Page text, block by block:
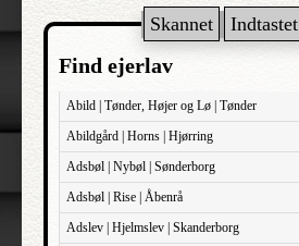
Skannet Indtastet
Find ejerlav
Abild | Tønder, Højer og Lø | Tønder
Abildgård | Horns | Hjørring
Adsbøl | Nybøl | Sønderborg
Adsbøl | Rise | Åbenrå
Adslev | Hjelmslev | Skanderborg